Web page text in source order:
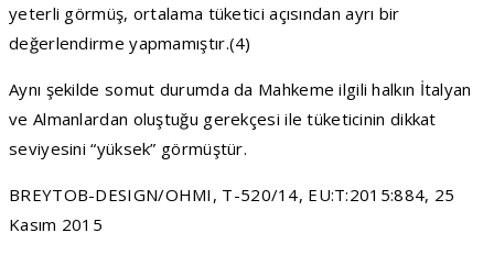
yeterli görmüş, ortalama tüketici açısından ayrı bir
değerlendirme yapmamıştır.(4)
Aynı şekilde somut durumda da Mahkeme ilgili halkın İtalyan
ve Almanlardan oluştuğu gerekçesi ile tüketicinin dikkat
seviyesini “yüksek” görmüştür.
BREYTOB-DESIGN/OHMI, T-520/14, EU:T:2015:884, 25
Kasım 2015